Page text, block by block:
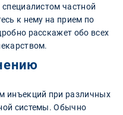
частной
к нему на прием по
расскажет обо всех
инъекций при различных
системы. Обычно